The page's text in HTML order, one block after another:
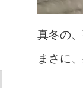
真冬の
まさに